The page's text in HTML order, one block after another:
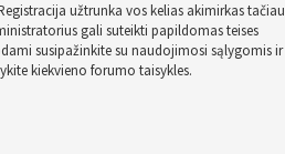
užtrunka vos kelias akimirkas tačiau
gali suteikti papildomas teises
susipažinkite su naudojimosi sąlygomis ir
kiekvieno forumo taisykles.